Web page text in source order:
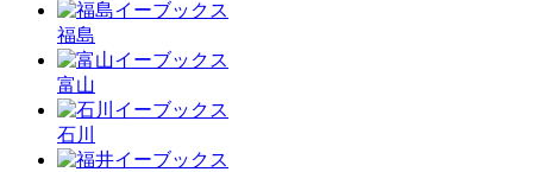
福島
富山
石川